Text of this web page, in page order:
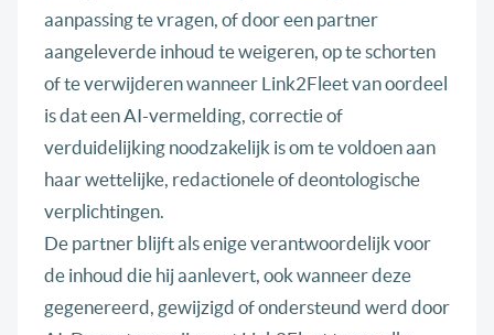
aanpassing te vragen, of door een partner
aangeleverde inhoud te weigeren, op te schorten
of te verwijderen wanneer Link2Fleet van oordeel
is dat een AI-vermelding, correctie of
verduidelijking noodzakelijk is om te voldoen aan
haar wettelijke, redactionele of deontologische
verplichtingen.
De partner blijft als enige verantwoordelijk voor
de inhoud die hij aanlevert, ook wanneer deze
gegenereerd, gewijzigd of ondersteund werd door